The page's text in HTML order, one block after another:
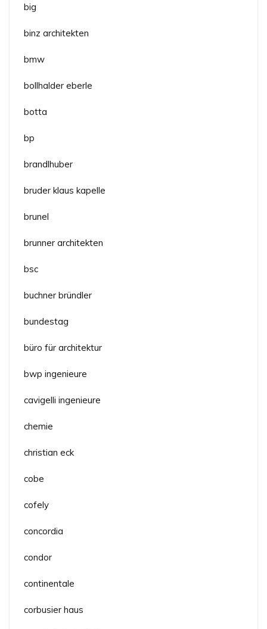
big
binz architekten
bmw
bollhalder eberle
botta
bp
brandlhuber
bruder klaus kapelle
brunel
brunner architekten
bsc
buchner bründler
bundestag
büro für architektur
bwp ingenieure
cavigelli ingenieure
chemie
christian eck
cobe
cofely
concordia
condor
continentale
corbusier haus